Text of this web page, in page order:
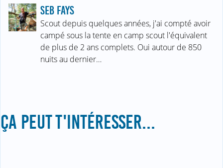
SEB FAYS
Scout depuis quelques années, j'ai compté avoir
campé sous la tente en camp scout l'équivalent
de plus de 2 ans complets. Oui autour de 850
nuits au dernier…
ÇA PEUT T'INTÉRESSER...